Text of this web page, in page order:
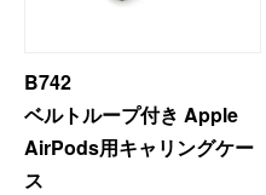
B742
ベルトループ付き Apple
AirPods用キャリングケー
ス